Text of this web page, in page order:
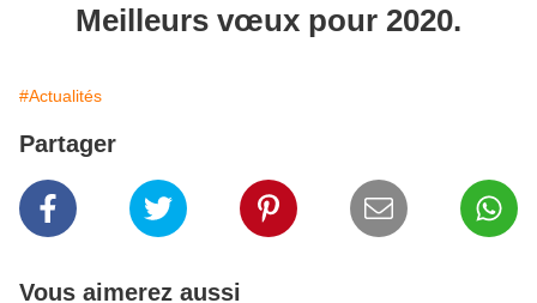
Meilleurs vœux pour 2020.
#Actualités
Partager
Vous aimerez aussi